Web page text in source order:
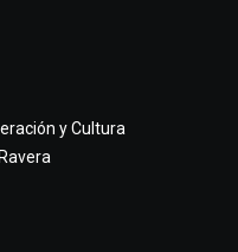
y Cultura